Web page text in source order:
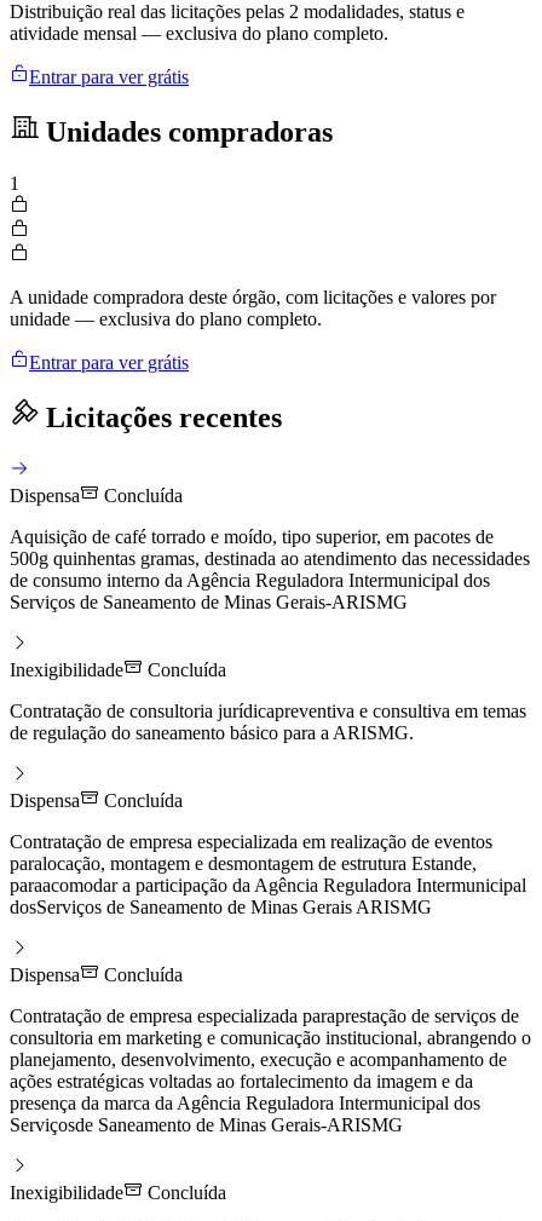
Distribuição real das licitações pelas 2 modalidades, status e
atividade mensal — exclusiva do plano completo.
Entrar para ver grátis
Unidades compradoras
1
A unidade compradora deste órgão, com licitações e valores por
unidade — exclusiva do plano completo.
Entrar para ver grátis
Licitações recentes
Dispensa
Concluída
Aquisição de café torrado e moído, tipo superior, em pacotes de
500g quinhentas gramas, destinada ao atendimento das necessidades
de consumo interno da Agência Reguladora Intermunicipal dos
Serviços de Saneamento de Minas Gerais-ARISMG
Inexigibilidade
Concluída
Contratação de consultoria jurídicapreventiva e consultiva em temas
de regulação do saneamento básico para a ARISMG.
Dispensa
Concluída
Contratação de empresa especializada em realização de eventos
paralocação, montagem e desmontagem de estrutura Estande,
paraacomodar a participação da Agência Reguladora Intermunicipal
dosServiços de Saneamento de Minas Gerais ARISMG
Dispensa
Concluída
Contratação de empresa especializada paraprestação de serviços de
consultoria em marketing e comunicação institucional, abrangendo o
planejamento, desenvolvimento, execução e acompanhamento de
ações estratégicas voltadas ao fortalecimento da imagem e da
presença da marca da Agência Reguladora Intermunicipal dos
Serviçosde Saneamento de Minas Gerais-ARISMG
Inexigibilidade
Concluída